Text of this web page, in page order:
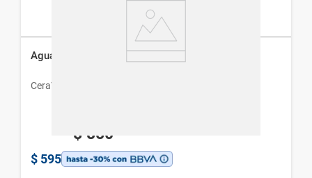
Agua Micelar Cerave Limpiadora x 295 ml
CeraVe
$ 850
$ 595